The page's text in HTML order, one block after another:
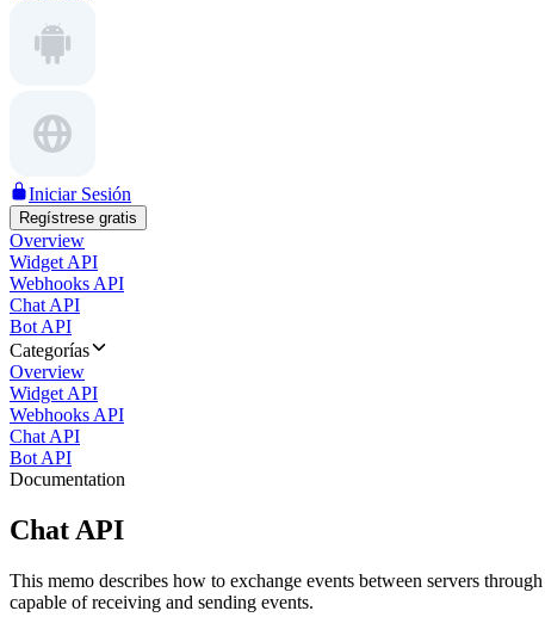
Iniciar Sesión
Regístrese gratis
Overview
Widget API
Webhooks API
Chat API
Bot API
Categorías
Overview
Widget API
Webhooks API
Chat API
Bot API
Documentation
Chat API
This memo describes how to exchange events between servers
capable of receiving and sending events.